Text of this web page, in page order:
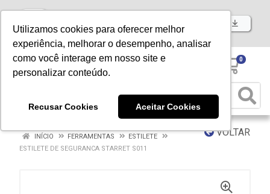
Utilizamos cookies para oferecer melhor
experiência, melhorar o desempenho, analisar
como você interage em nosso site e
personalizar conteúdo.
Recusar Cookies Aceitar Cookies
Baixe já nosso APP
0
VOLTAR
INÍCIO FERRAMENTAS
ESTILETE
ESTILETE DE SEGURANCA STARRET S011